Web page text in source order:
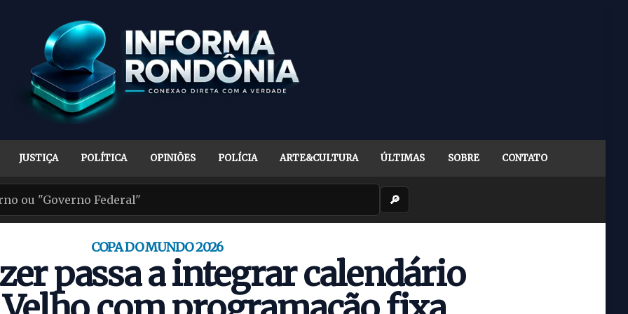
JUSTIÇA POLÍTICA OPINIÕES POLÍCIA ARTE&CULTURA ÚLTIMAS SOBRE CONTATO
🔎
COPA DO MUNDO 2026
passa a integrar calendário